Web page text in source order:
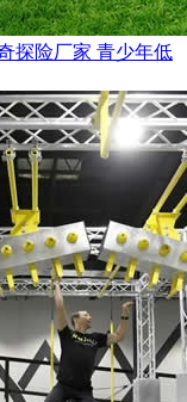
探险厂家 青少年低